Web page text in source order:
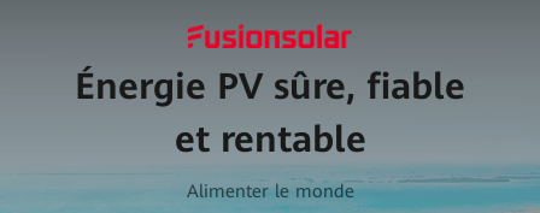
FusionSolar
FranceÉnergie PV sûre, fiable
et rentable
Alimenter le monde